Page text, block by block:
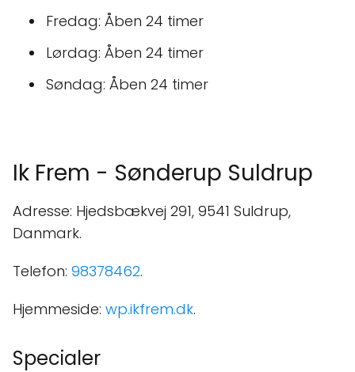
Fredag: Åben 24 timer
Lørdag: Åben 24 timer
Søndag: Åben 24 timer
Ik Frem - Sønderup Suldrup
Adresse: Hjedsbækvej 291, 9541 Suldrup,
Danmark.
Telefon: 98378462.
Hjemmeside: wp.ikfrem.dk.
Specialer